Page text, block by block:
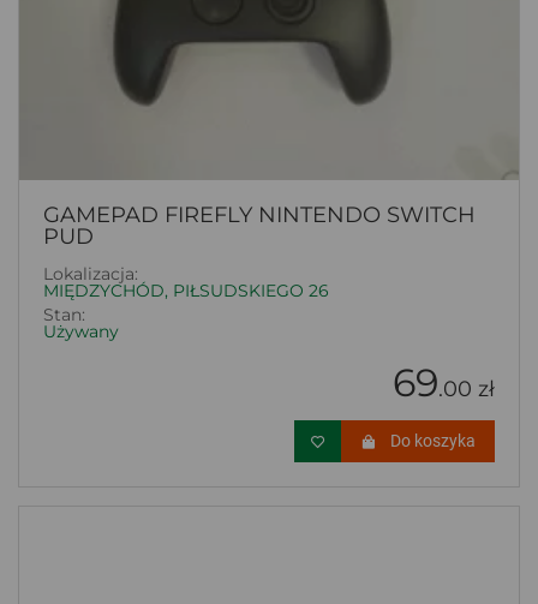
GAMEPAD FIREFLY NINTENDO SWITCH
PUD
Lokalizacja:
MIĘDZYCHÓD, PIŁSUDSKIEGO 26
Stan:
Używany
69.00 zł
Do koszyka